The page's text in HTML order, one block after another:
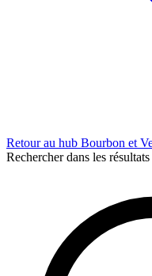
Retour au hub Bourbon et
Rechercher dans les résultats